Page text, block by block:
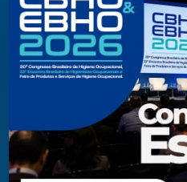
Fone/Fax: